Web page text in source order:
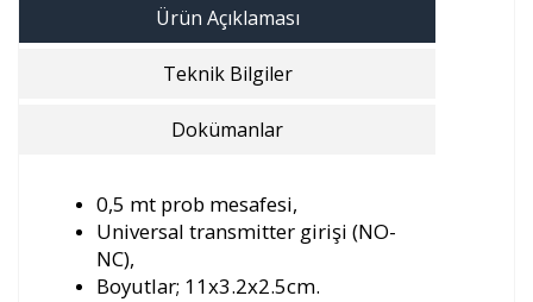
Ürün Açıklaması
Teknik Bilgiler
Dokümanlar
0,5 mt prob mesafesi,
Universal transmitter girişi (NO-
NC),
Boyutlar; 11x3.2x2.5cm.